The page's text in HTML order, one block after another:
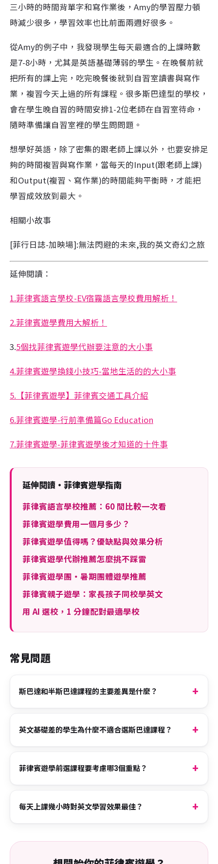
三小時的時間背單字和寫作業後，Amy的學習壓力頓
時減少很多，學習效率也比前面兩週好很多。
從Amy的例子中，我發現學生每天最適合的上課時數
是7-8小時，尤其是英語基礎薄弱的學生。 在晚餐前就
把所有的課上完，吃完晚餐後就到自習室讀書與寫作
業，複習今天上過的所有課程。 很多斯巴達型的學校，
會在學生晚自習的時間安排1-2位老師在自習室待命，
隨時準備讓自習室裡的學生問問題。
想學好英語，除了密集的跟老師上課以外，也要安排足
夠的時間複習與寫作業，當每天的Input(跟老師上課)
和Output(複習、寫作業)的時間能夠平衡時，才能把
學習成效放到最大。
相關小故事
[菲行日誌-加映場]:無法閃避的未來,我的英文奇幻之旅
延伸閱讀：
1.菲律賓語言學校-EV宿霧語言學校費用解析！
2.菲律賓遊學費用大解析！
3.5個找菲律賓遊學代辦要注意的大小事
4.菲律賓遊學換錢小技巧-當地生活的的大小事
5.【菲律賓遊學】菲律賓交通工具介紹
6.菲律賓遊學-行前準備篇Go Education
7.菲律賓遊學-菲律賓遊學後才知道的十件事
延伸閱讀・菲律賓遊學指南
菲律賓語言學校推薦：60 間比較一次看
菲律賓遊學費用一個月多少？
菲律賓遊學值得嗎？優缺點與效果分析
菲律賓遊學代辦推薦怎麼挑不踩雷
菲律賓遊學團・暑期團體遊學推薦
菲律賓親子遊學：家長孩子同校學英文
用 AI 選校，1 分鐘配對最適學校
常見問題
斯巴達和半斯巴達課程的主要差異是什麼？
英文基礎差的學生為什麼不適合選斯巴達課程？
菲律賓遊學前選課程要考慮哪3個重點？
每天上課幾小時對英文學習效果最佳？